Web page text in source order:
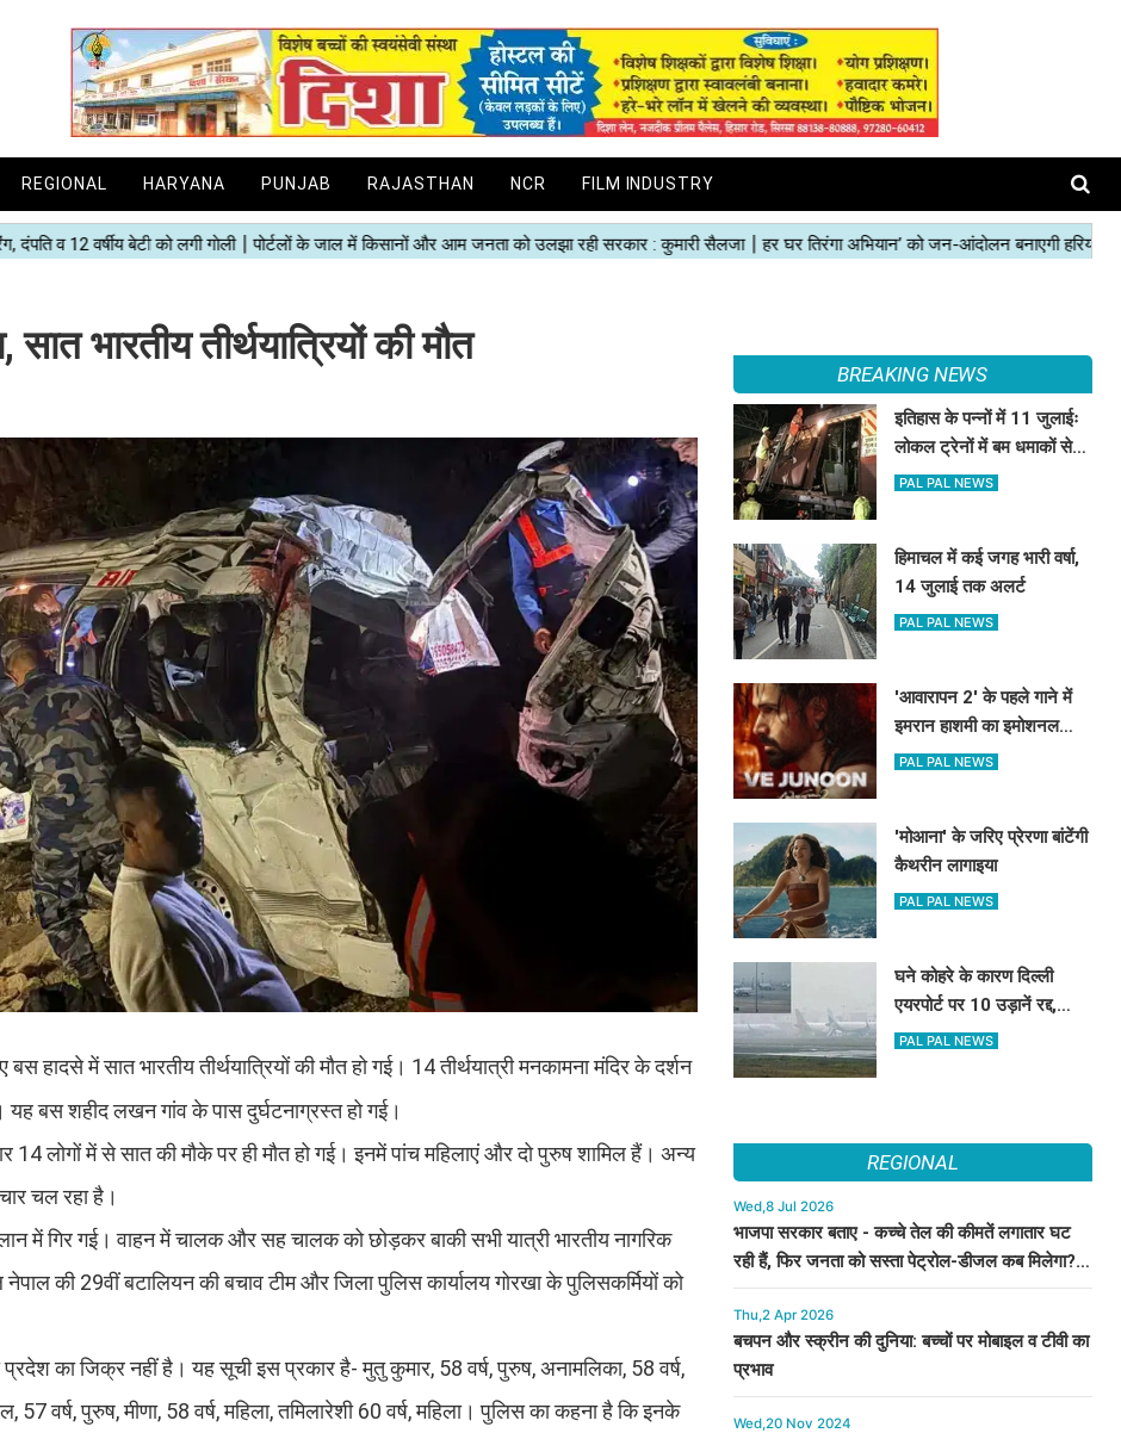
REGIONAL HARYANA PUNJAB RAJASTHAN NCR FILM INDUSTRY
भारतीय तीर्थयात्रियों की मौत
हादसे में सात भारतीय तीर्थयात्रियों की मौत हो गई। 14 तीर्थयात्री मनकामना मंदिर के दर्शन
बस शहीद लखन गांव के पास दुर्घटनाग्रस्त हो गई।
लोगों में से सात की मौके पर ही मौत हो गई। इनमें पांच महिलाएं और दो पुरुष शामिल हैं। अन्य
चल रहा है।
में गिर गई। वाहन में चालक और सह चालक को छोड़कर बाकी सभी यात्री भारतीय नागरिक
की 29वीं बटालियन की बचाव टीम और जिला पुलिस कार्यालय गोरखा के पुलिसकर्मियों को
का जिक्र नहीं है। यह सूची इस प्रकार है- मुतु कुमार, 58 वर्ष, पुरुष, अनामलिका, 58 वर्ष,
57 वर्ष, पुरुष, मीणा, 58 वर्ष, महिला, तमिलारेशी 60 वर्ष, महिला। पुलिस का कहना है कि इनके
BREAKING NEWS
इतिहास के पन्नों में 11 जुलाईः
लोकल ट्रेनों में बम धमाकों से
दहल गई मुंबई, 189 की मौत
PAL PAL NEWS
हिमाचल में कई जगह भारी वर्षा,
14 जुलाई तक अलर्ट
PAL PAL NEWS
'आवारापन 2' के पहले गाने में
इमरान हाशमी का इमोशनल
अवतार
PAL PAL NEWS
'मोआना' के जरिए प्रेरणा बांटेंगी
कैथरीन लागाइया
PAL PAL NEWS
घने कोहरे के कारण दिल्ली
एयरपोर्ट पर 10 उड़ानें रद्द,
270 से अधिक में देरी
PAL PAL NEWS
REGIONAL
Wed,8 Jul 2026
भाजपा सरकार बताए - कच्चे तेल की कीमतें लगातार घट
रही हैं, फिर जनता को सस्ता पेट्रोल-डीजल कब मिलेगा? :
कुमारी सैलजा
Thu,2 Apr 2026
बचपन और स्क्रीन की दुनिया: बच्चों पर मोबाइल व टीवी का
प्रभाव
Wed,20 Nov 2024